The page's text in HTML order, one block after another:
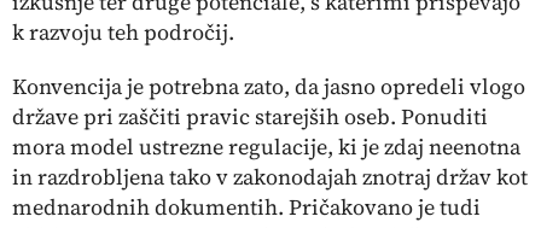
k razvoju teh področij.
Konvencija je potrebna zato, da jasno opredeli vlogo
države pri zaščiti pravic starejših oseb. Ponuditi
mora model ustrezne regulacije, ki je zdaj neenotna
in razdrobljena tako v zakonodajah znotraj držav kot
mednarodnih dokumentih. Pričakovano je tudi